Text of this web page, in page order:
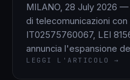
MILANO, 28 July 2026
di telecomunicazioni con
IT02575760067, LEI
annuncia l'espansione
LEGGI L'ARTICOLO →